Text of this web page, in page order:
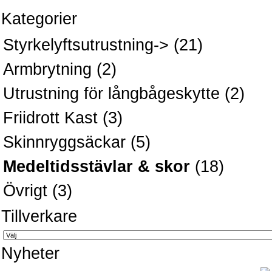
Kategorier
Styrkelyftsutrustning-> (21)
Armbrytning (2)
Utrustning för långbågeskytte (2)
Friidrott Kast (3)
Skinnryggsäckar (5)
Medeltidsstävlar & skor (18)
Övrigt (3)
Tillverkare
Nyheter